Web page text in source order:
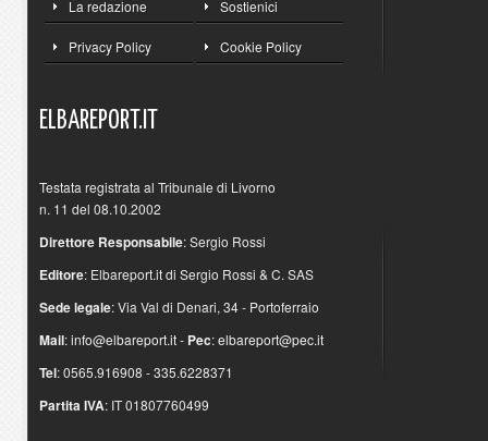
La redazione Sostienici
Privacy Policy Cookie Policy
ELBAREPORT.IT
Testata registrata al Tribunale di Livorno
n. 11 del 08.10.2002
Direttore Responsabile: Sergio Rossi
Editore: Elbareport.it di Sergio Rossi & C. SAS
Sede legale: Via Val di Denari, 34 - Portoferraio
Mail:info@elbareport.it- Pec:elbareport@pec.it
Tel: 0565.916908 - 335.6228371
Partita IVA: IT 01807760499